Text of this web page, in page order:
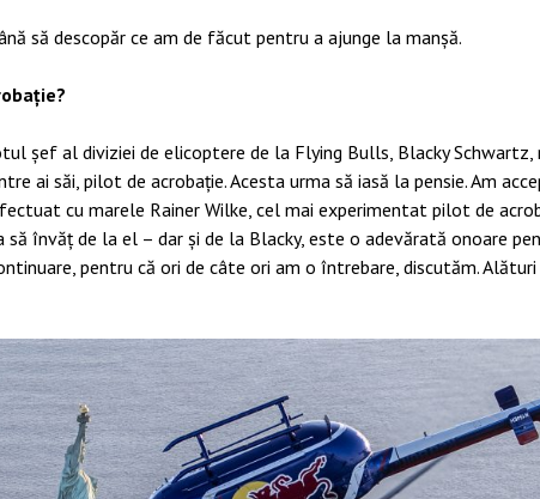
să descopăr ce am de făcut pentru a ajunge la manșă.
șef al diviziei de elicoptere de la Flying Bulls, Blacky
ai săi, pilot de acrobație. Acesta urma să iasă la pensie. Am
cu marele Rainer Wilke, cel mai experimentat pilot de
învăț de la el – dar și de la Blacky, este o adevărată onoare
pentru că ori de câte ori am o întrebare, discutăm.